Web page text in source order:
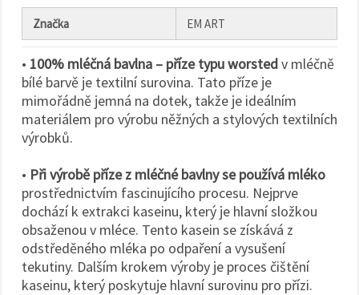
Značka EM ART
• 100% mléčná bavlna – příze typu worstedv mléčně
bílé barvě je textilní surovina. Tato příze je
mimořádně jemná na dotek, takže je ideálním
materiálem pro výrobu něžných a stylových textilních
výrobků.
• Při výrobě příze z mléčné bavlny se používá mléko
prostřednictvím fascinujícího procesu. Nejprve
dochází k extrakci kaseinu, který je hlavní složkou
obsaženou v mléce. Tento kasein se získává z
odstředěného mléka po odpaření a vysušení
tekutiny. Dalším krokem výroby je proces čištění
kaseinu, který poskytuje hlavní surovinu pro přízi.